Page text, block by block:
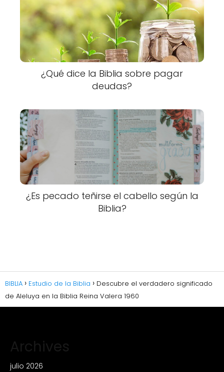
¿Qué dice la Biblia sobre pagar
deudas?
¿Es pecado teñirse el cabello según la
Biblia?
BIBLIA Estudio de la Biblia
Descubre el verdadero significado
de Aleluya en la Biblia Reina Valera 1960
Archives
julio 2026